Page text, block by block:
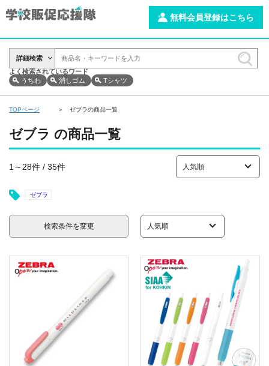
無料会員登録はこちら
詳細検索
よく検索されているワード
うちわ
消しゴム Tシャツ
TOPページ ゼブラの商品一覧
ゼブラ の商品一覧
1～28件 / 35件
ゼブラ
検索条件を変更